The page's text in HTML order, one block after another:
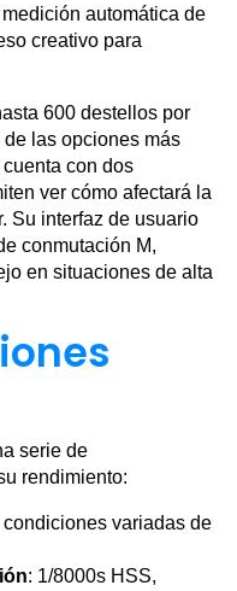
automática de
creativo para
600 destellos por
las opciones más
con dos
ver cómo afectará la
Su interfaz de usuario
conmutación M,
en situaciones de alta
serie de
rendimiento:
condiciones variadas de
: 1/8000s HSS,